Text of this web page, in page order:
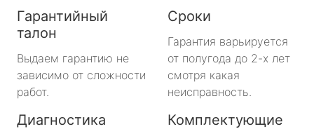
Гарантийный
талон
Выдаем гарантию не
зависимо от сложности
работ.
Сроки
Гарантия варьируется
от полугода до 2-х лет
смотря какая
неисправность.
Диагностика Комплектующие